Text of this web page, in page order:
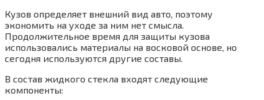
Кузов определяет внешний вид авто, поэтому
экономить на уходе за ним нет смысла.
Продолжительное время для защиты кузова
использовались материалы на восковой основе, но
сегодня используются другие составы.
В состав жидкого стекла входят следующие
компоненты: